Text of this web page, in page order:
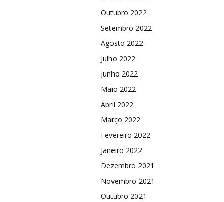
Outubro 2022
Setembro 2022
Agosto 2022
Julho 2022
Junho 2022
Maio 2022
Abril 2022
Março 2022
Fevereiro 2022
Janeiro 2022
Dezembro 2021
Novembro 2021
Outubro 2021